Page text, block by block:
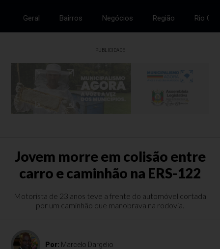
Geral Bairros Negócios Região Rio
PUBLICIDADE
Jovem morre em colisão entre
carro e caminhão na ERS-122
Motorista de 23 anos teve a frente do automóvel cortada
por um caminhão que manobrava na rodovia.
Por: Marcelo Dargelio